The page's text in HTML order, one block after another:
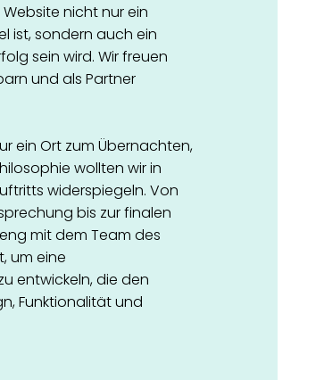
nicht nur ein
ist, sondern auch ein
sein wird. Wir freuen
und als Partner
ein Ort zum Übernachten,
wollten wir in
widerspiegeln. Von
bis zur finalen
mit dem Team des
um eine
entwickeln, die den
Funktionalität und